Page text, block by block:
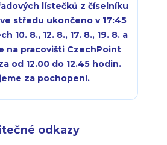
odkazy
lístečků z číselníku
středu ukončeno v 17:45
10. 8., 12. 8., 17. 8., 19. 8. a
na pracovišti CzechPoint
od 12.00 do 12.45 hodin.
za pochopení.